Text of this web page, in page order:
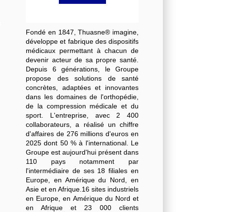
Fondé en 1847, Thuasne® imagine,
développe et fabrique des dispositifs
médicaux permettant à chacun de
devenir acteur de sa propre santé.
Depuis 6 générations, le Groupe
propose des solutions de santé
concrètes, adaptées et innovantes
dans les domaines de l'orthopédie,
de la compression médicale et du
sport. L'entreprise, avec 2 400
collaborateurs, a réalisé un chiffre
d'affaires de 276 millions d'euros en
2025 dont 50 % à l'international. Le
Groupe est aujourd'hui présent dans
110 pays notamment par
l'intermédiaire de ses 18 filiales en
Europe, en Amérique du Nord, en
Asie et en Afrique.16 sites industriels
en Europe, en Amérique du Nord et
en Afrique et 23 000 clients